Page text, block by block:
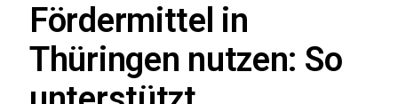
Fördermittel in
Thüringen nutzen: So